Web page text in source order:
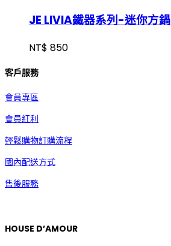
JE LIVIA鐵器系列-迷你方鍋
NT$ 850
客戶服務
會員專區
會員紅利
輕鬆購物訂購流程
國內配送方式
售後服務
HOUSE D’AMOUR